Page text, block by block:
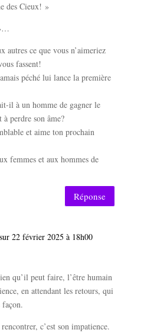
des Cieux! »
autres ce que vous n’aimeriez
fassent!
péché lui lance la première
il à un homme de gagner le
perdre son âme?
et aime ton prochain
femmes et aux hommes de
Réponse
sur 22 février 2025 à 18h00
qu’il peut faire, l’être humain
en attendant les retours, qui
c’est son impatience.